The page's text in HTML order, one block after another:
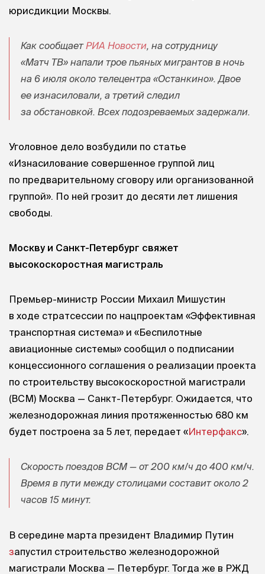
юрисдикции Москвы.
Как сообщаетРИА Новости, на сотрудницу
«Матч ТВ» напали трое пьяных мигрантов в ночь
на 6 июля около телецентра «Останкино». Двое
ее изнасиловали, а третий следил
за обстановкой. Всех подозреваемых задержали.
Уголовное дело возбудили по статье
«Изнасилование совершенное группой лиц
по предварительному сговору или организованной
группой». По ней грозит до десяти лет лишения
свободы.
Москву и Санкт-Петербург свяжет
высокоскоростная магистраль
Премьер-министр России Михаил Мишустин
в ходе стратсессии по нацпроектам «Эффективная
транспортная система» и «Беспилотные
авиационные системы» сообщил о подписании
концессионного соглашения о реализации проекта
по строительству высокоскоростной магистрали
(ВСМ) Москва — Санкт-Петербург. Ожидается, что
железнодорожная линия протяженностью 680 км
будет построена за 5 лет, передает «Интерфакс».
Скорость поездов ВСМ — от 200 км/ч до 400 км/ч.
Время в пути между столицами составит около 2
часов 15 минут.
В середине марта президент Владимир Путин
запустил строительство железнодорожной
магистрали Москва — Петербург. Тогда же в РЖД